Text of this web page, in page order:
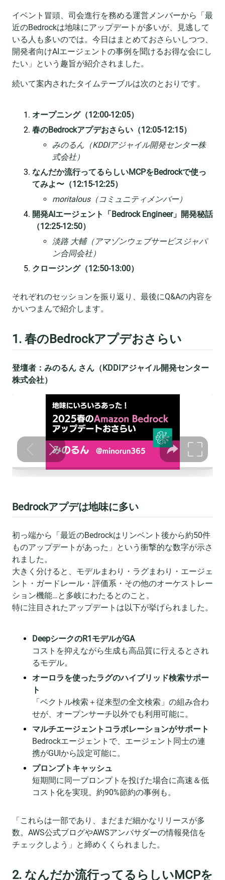
イベント冒頭、司会進行を務める運営メンバーから「最
近のBedrockは地味にアップデートが多いが、見逃して
いる人も多いのでは。今日はまとめておさらいしつつ、
開発者向けAIエージェントの事例を聞けるお得な会にし
たい」という趣旨が紹介されました。
続いて案内されたタイムテーブルは次のとおりです。
オープニング（12:00-12:05）
春のBedrockアプデおさらい（12:05-12:15）
みのるん（KDDIアジャイル開発センター株
式会社）
なんだか流行ってるらしいMCPをBedrockで使っ
てみよ〜（12:15-12:25）
moritalous（コミュニティメンバー）
開発AIエージェント「Bedrock Engineer」開発秘話
（12:25-12:50）
淡路 大輔（アマゾンウェブサービスジャパ
ン合同会社）
クロージング（12:50-13:00）
それぞれのセッションを振り返り、最後にQ&Aの内容を
かいつまんで紹介します。
1. 春のBedrockアプデおさらい
登壇者：みのるん さん（KDDIアジャイル開発センター
株式会社）
Bedrockアプデは地味に多い
初っ端から「最近のBedrockはリンベント後から約50件
ものアップデートがあった」という衝撃的な数字が示さ
れました。
大きく分けると、モデルまわり・ラグまわり・エージェ
ント・ガードレール・評価系・その他のオーケストレー
ション機能…と多岐にわたるとのこと。
特に注目されたアップデートは以下が挙げられました。
DeepシークのR1モデルがGA
コストを抑えながら生成も高品質に行えるとされ
るモデル。
オーロラを使ったラグのハイブリッド検索サポー
ト
「ベクトル検索＋従来型の全文検索」の組み合わ
せが、オープンサーチ以外でも利用可能に。
マルチエージェントコラボレーションがサポート
Bedrockエージェントで、エージェント同士の連
携がGUIから設定可能に。
プロンプトキャッシュ
短期間に同一プロンプトを投げた場合に高速＆低
コスト化を実現。約90%節約の事例も。
「これらは一部であり、まだまだ細かなリリースが多
数。AWS公式ブログやAWSアンバサダーの情報発信を
チェックしよう」と締めくくられました。
2. なんだか流行ってるらしいMCPを